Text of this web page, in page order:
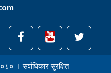
। सर्वाधिकार सुरक्षित